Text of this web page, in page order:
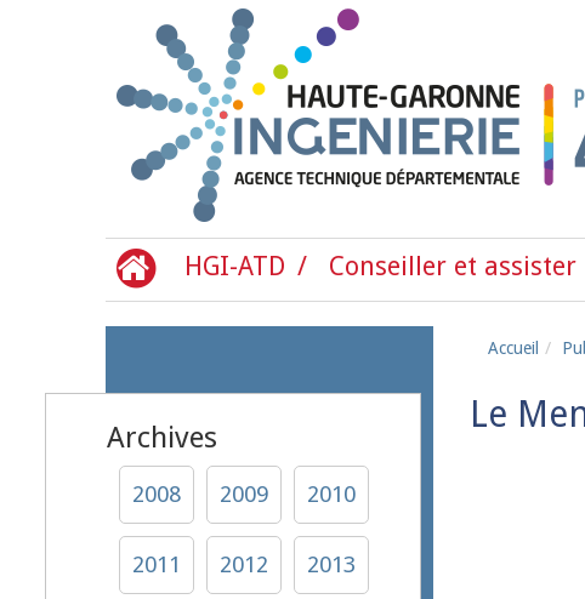
HGI-ATD Conseiller et assister
Archives
2008 2009 2010
2011 2012 2013
Accueil
Le